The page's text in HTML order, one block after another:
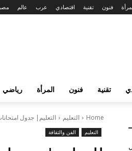
عالم عرب اقتصادي تقنية فنون
تقنية فنون المرأة رياضي
Home التعليم التعليم| جدول امتحانات الثانوية العامة 2015
التعليم الفن والثقافة